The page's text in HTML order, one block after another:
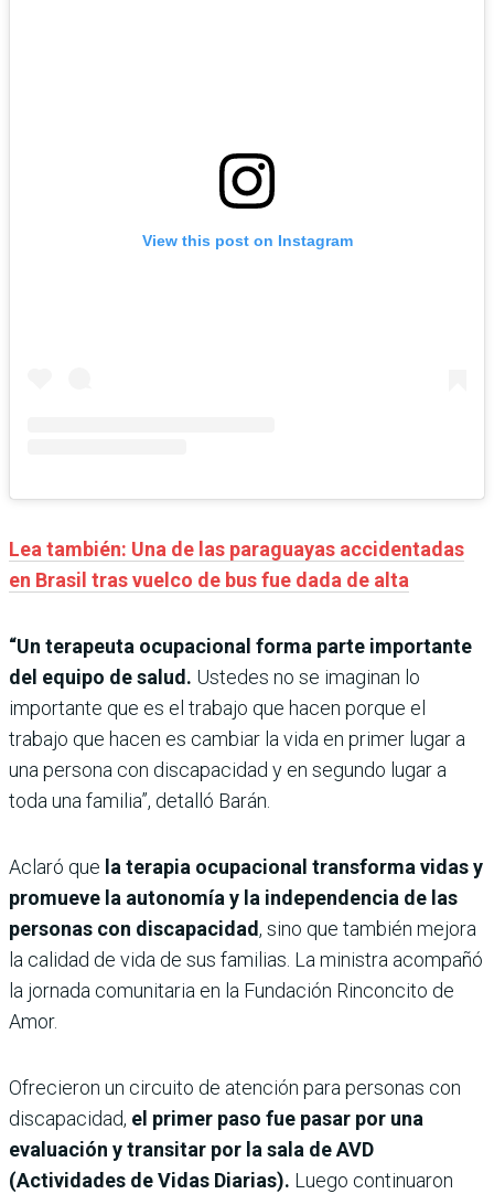
View this post on Instagram
Lea también: Una de las paraguayas accidentadas
en Brasil tras vuelco de bus fue dada de alta
“Un terapeuta ocupacional forma parte importante
del equipo de salud. Ustedes no se imaginan lo
importante que es el trabajo que hacen porque el
trabajo que hacen es cambiar la vida en primer lugar a
una persona con discapacidad y en segundo lugar a
toda una familia”, detalló Barán.
Aclaró que la terapia ocupacional transforma vidas y
promueve la autonomía y la independencia de las
personas con discapacidad, sino que también mejora
la calidad de vida de sus familias. La ministra acompañó
la jornada comunitaria en la Fundación Rinconcito de
Amor.
Ofrecieron un circuito de atención para personas con
discapacidad, el primer paso fue pasar por una
evaluación y transitar por la sala de AVD
(Actividades de Vidas Diarias). Luego continuaron